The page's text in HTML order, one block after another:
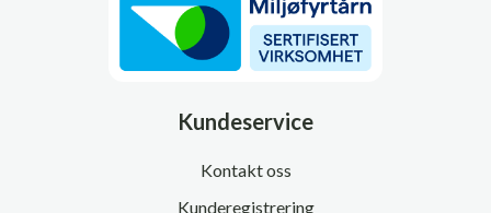
Kundeservice
Kontakt oss
Kunderegistrering